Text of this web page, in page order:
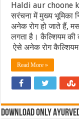
Haldi aur choone
सरंचना में मुख्य भूमिका
अनेक रोग हो जाते हैं,
लगता है। कैल्शियम की
ऐसे अनेक रोग
Read More »
Download Only